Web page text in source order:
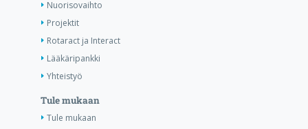
Nuorisovaihto
Projektit
Rotaract ja Interact
Lääkäripankki
Yhteistyö
Tule mukaan
Tule mukaan